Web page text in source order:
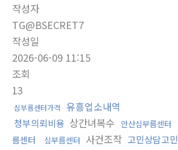
작성자
TG@BSECRET7
작성일
2026-06-09 11:15
조회
13
심부름센터가격 유흥업소내역
청부의뢰비용 상간녀복수 안산심부름센터
름센터
심부름센터 사건조작 고민상담고